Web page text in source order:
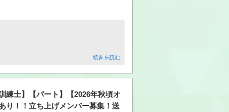
…続きを読む
練士】【パート】【2026年秋頃オ
り！！立ち上げメンバー募集！送